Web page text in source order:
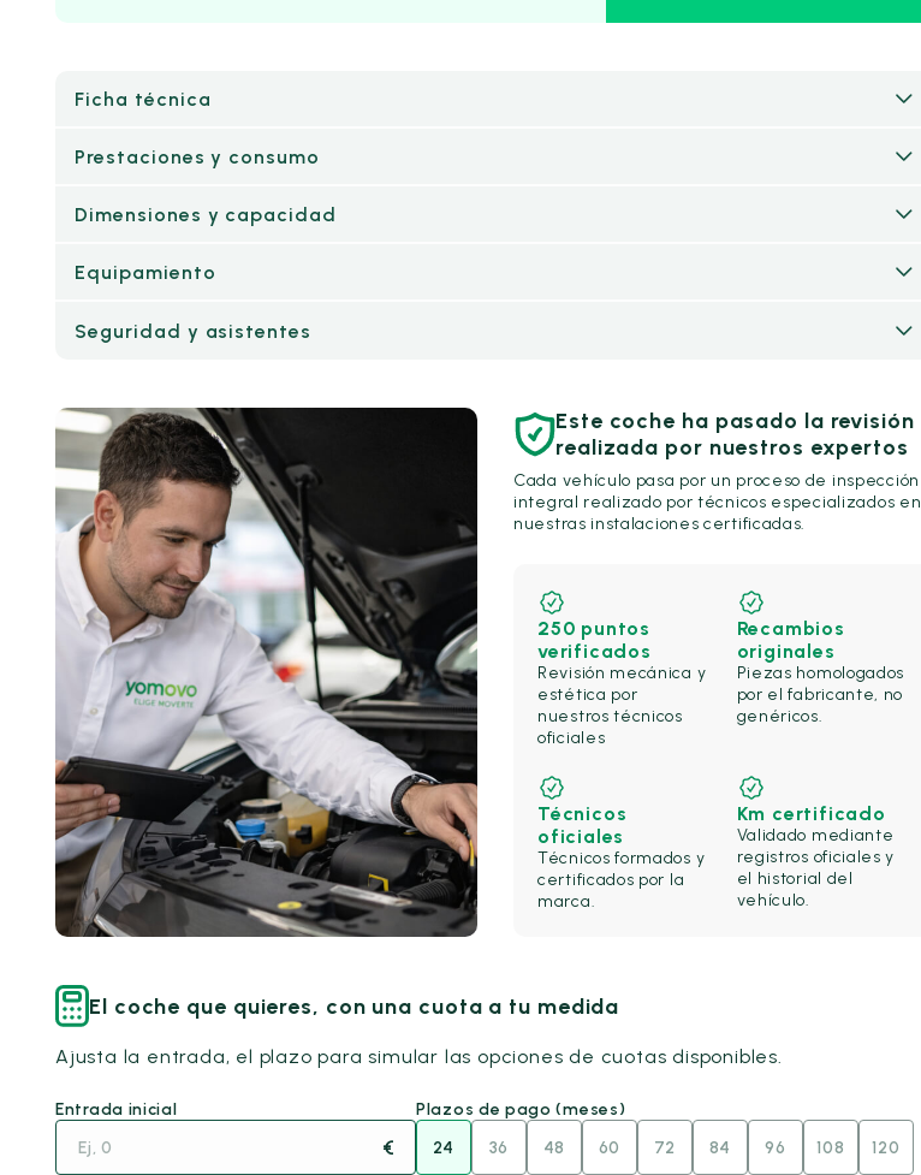
Ficha técnica
Prestaciones y consumo
Dimensiones y capacidad
Equipamiento
Seguridad y asistentes
Este coche ha pasado la revisión
realizada por nuestros expertos
Cada vehículo pasa por un proceso de inspección
integral realizado por técnicos especializados en
nuestras instalaciones certificadas.
250 puntos
verificados
Revisión mecánica y
estética por
nuestros técnicos
oficiales
Recambios
originales
Piezas homologados
por el fabricante, no
genéricos.
Técnicos
oficiales
Técnicos formados y
certificados por la
marca.
Km certificado
Validado mediante
registros oficiales y
el historial del
vehículo.
El coche que quieres, con una cuota a tu medida
Ajusta la entrada, el plazo para simular las opciones de cuotas disponibles.
Entrada inicial
€
Plazos de pago (meses)
24
36 48 60 72 84 96 108 120